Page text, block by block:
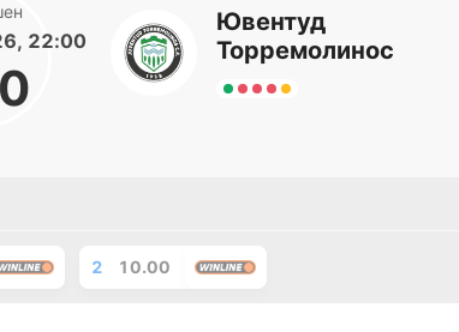
22:00
0
Ювентуд
Торремолинос
2 10.00